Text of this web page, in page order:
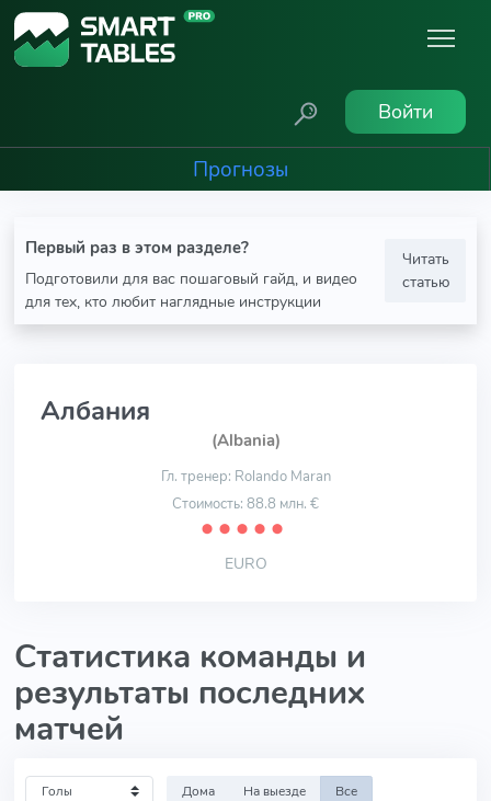
Войти
Прогнозы
Первый раз в этом разделе?
Подготовили для вас пошаговый гайд, и видео
для тех, кто любит наглядные инструкции
Читать
статью
Албания
(Albania)
Гл. тренер: Rolando Maran
Стоимость: 88.8 млн. €
⬤ ⬤ ⬤ ⬤ ⬤
EURO
Статистика команды и
результаты последних
матчей
Дома На выезде Все